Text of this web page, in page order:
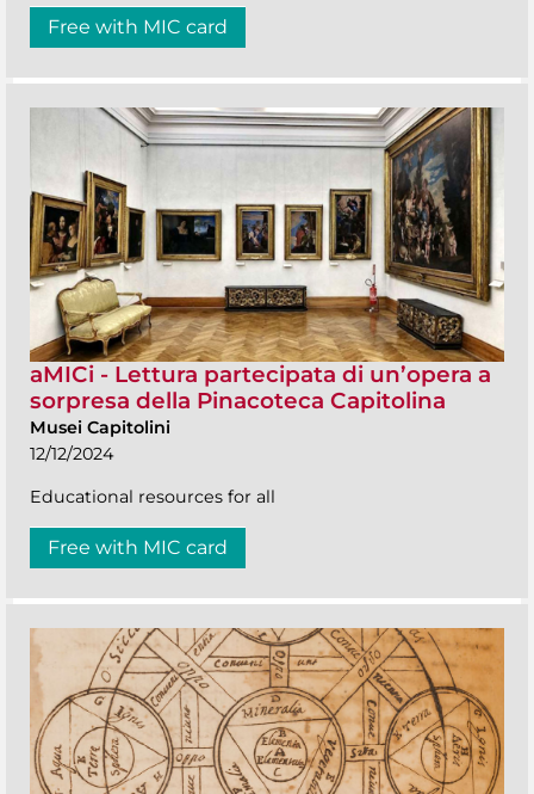
Free with MIC card
aMICi - Lettura partecipata di un’opera a
sorpresa della Pinacoteca Capitolina
Musei Capitolini
12/12/2024
Educational resources for all
Free with MIC card